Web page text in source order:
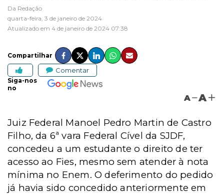
Da Redação
quarta-feira, 3 de janeiro de 2024
Atualizado em 4 de janeiro de 2024 07:38
Compartilhar
Comentar
Siga-nos
no
A A
Juiz Federal Manoel Pedro Martin de Castro
Filho, da 6ª vara Federal Cível da SJDF,
concedeu a um estudante o direito de ter
acesso ao Fies, mesmo sem atender à nota
mínima no Enem. O deferimento do pedido
já havia sido concedido anteriormente em